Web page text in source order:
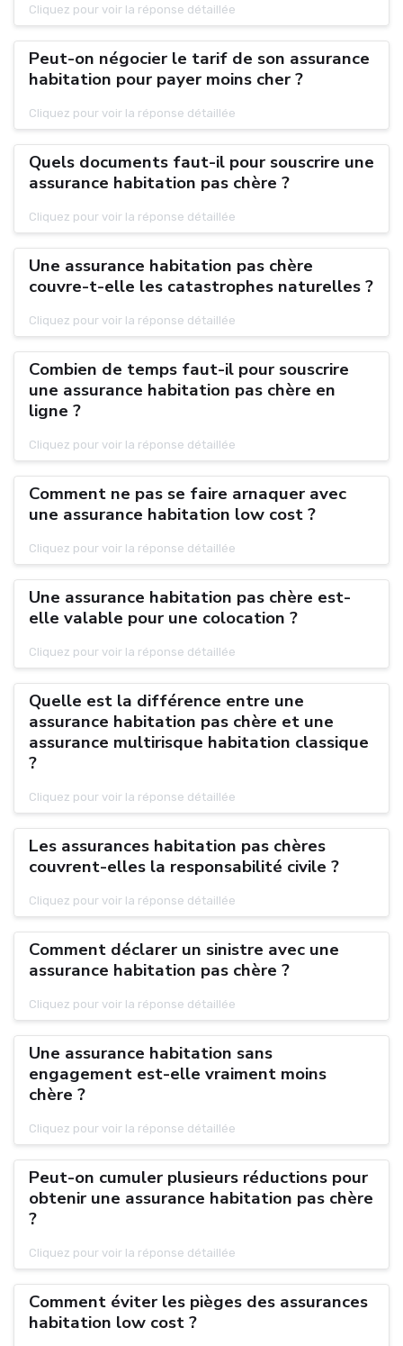
Cliquez pour voir la réponse détaillée
Peut-on négocier le tarif de son assurance
habitation pour payer moins cher ?
Cliquez pour voir la réponse détaillée
Quels documents faut-il pour souscrire une
assurance habitation pas chère ?
Cliquez pour voir la réponse détaillée
Une assurance habitation pas chère
couvre-t-elle les catastrophes naturelles ?
Cliquez pour voir la réponse détaillée
Combien de temps faut-il pour souscrire
une assurance habitation pas chère en
ligne ?
Cliquez pour voir la réponse détaillée
Comment ne pas se faire arnaquer avec
une assurance habitation low cost ?
Cliquez pour voir la réponse détaillée
Une assurance habitation pas chère est-
elle valable pour une colocation ?
Cliquez pour voir la réponse détaillée
Quelle est la différence entre une
assurance habitation pas chère et une
assurance multirisque habitation classique
?
Cliquez pour voir la réponse détaillée
Les assurances habitation pas chères
couvrent-elles la responsabilité civile ?
Cliquez pour voir la réponse détaillée
Comment déclarer un sinistre avec une
assurance habitation pas chère ?
Cliquez pour voir la réponse détaillée
Une assurance habitation sans
engagement est-elle vraiment moins
chère ?
Cliquez pour voir la réponse détaillée
Peut-on cumuler plusieurs réductions pour
obtenir une assurance habitation pas chère
?
Cliquez pour voir la réponse détaillée
Comment éviter les pièges des assurances
habitation low cost ?